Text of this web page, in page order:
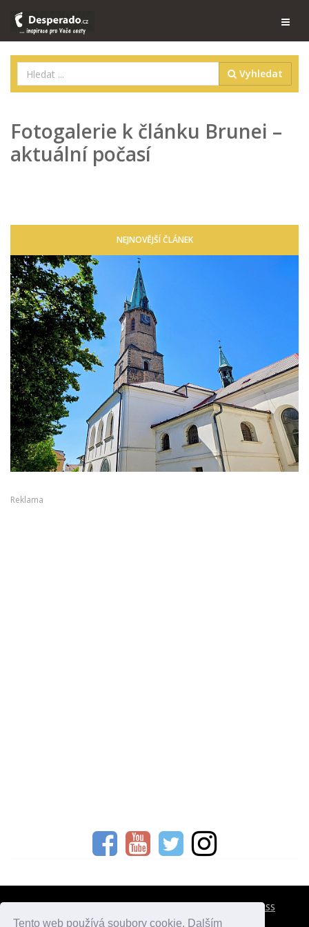
Tento web používá soubory cookie. Dalším
Vyhledat
Fotogalerie k článku Brunei –
aktuální počasí
NEJNOVĚJŠÍ ČLÁNEK
Reklama
RSS